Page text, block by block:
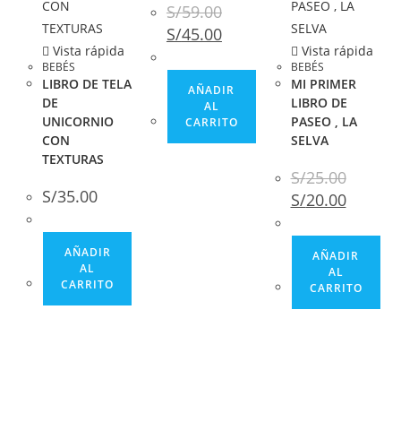
Vista rápida
BEBÉS
LIBRO DE TELA
DE
UNICORNIO
CON
TEXTURAS
S/35.00
AÑADIR
AL
CARRITO
S/59.00
S/45.00
AÑADIR
AL
CARRITO
Vista rápida
BEBÉS
MI PRIMER
LIBRO DE
PASEO , LA
SELVA
S/25.00
S/20.00
AÑADIR
AL
CARRITO